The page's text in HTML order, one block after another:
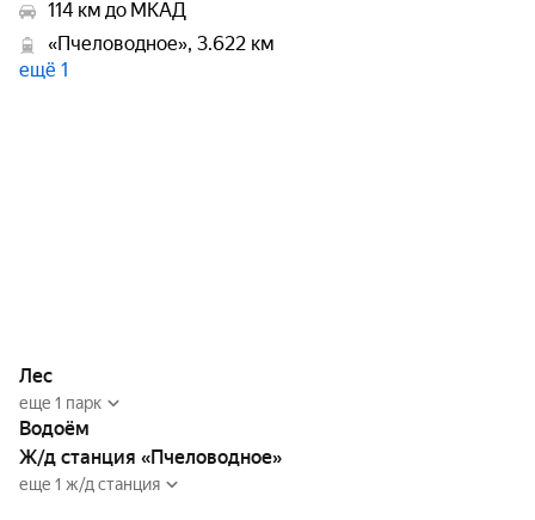
114 км до МКАД
«Пчеловодное», 3.622 км
ещё 1
Лес
еще 1 парк
Водоём
Ж/д станция «Пчеловодное»
еще 1 ж/д станция